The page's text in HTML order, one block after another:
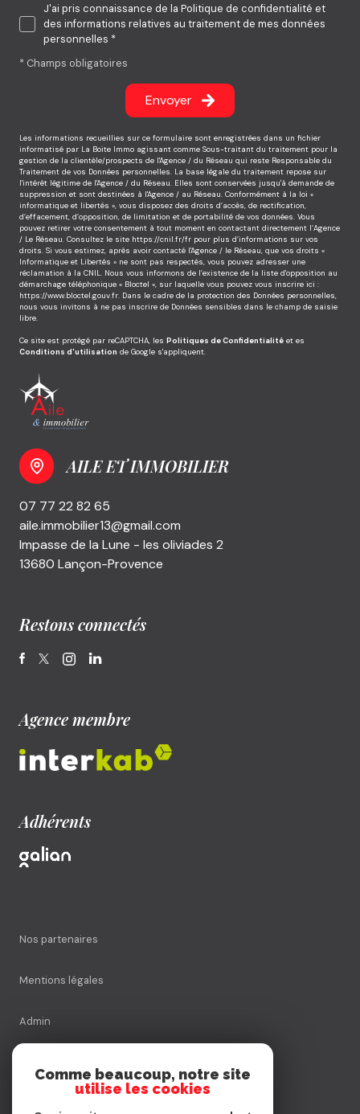
J'ai pris connaissance de la Politique de confidentialité et
des informations relatives au traitement de mes données
personnelles *
* Champs obligatoires
Envoyer
Les informations recueillies sur ce formulaire sont enregistrées dans un fichier
informatisé par La Boite Immo agissant comme Sous-traitant du traitement pour la
gestion de la clientèle/prospects de l'Agence / du Réseau qui reste Responsable du
Traitement de vos Données personnelles. La base légale du traitement repose sur
l'intérêt légitime de l'Agence / du Réseau. Elles sont conservées jusqu'à demande de
suppression et sont destinées à l'Agence / au Réseau. Conformément à la loi «
informatique et libertés », vous disposez des droits d’accès, de rectification,
d’effacement, d’opposition, de limitation et de portabilité de vos données. Vous
pouvez retirer votre consentement à tout moment en contactant directement l’Agence
/ Le Réseau. Consultez le site https://cnil.fr/fr pour plus d’informations sur vos
droits. Si vous estimez, après avoir contacté l'Agence / le Réseau, que vos droits «
Informatique et Libertés » ne sont pas respectés, vous pouvez adresser une
réclamation à la CNIL. Nous vous informons de l’existence de la liste d'opposition au
démarchage téléphonique « Bloctel », sur laquelle vous pouvez vous inscrire ici :
https://www.bloctel.gouv.fr. Dans le cadre de la protection des Données personnelles,
nous vous invitons à ne pas inscrire de Données sensibles dans le champ de saisie
libre.
Ce site est protégé par reCAPTCHA, les Politiques de Confidentialité et es
Conditions d'utilisation de Google s'appliquent.
AILE ET IMMOBILIER
07 77 22 82 65
aile.immobilier13@gmail.com
Impasse de la Lune - les oliviades 2
13680 Lançon-Provence
Restons connectés
Agence membre
Adhérents
Nos partenaires
Mentions légales
Admin
Comme beaucoup, notre site
utilise les cookies